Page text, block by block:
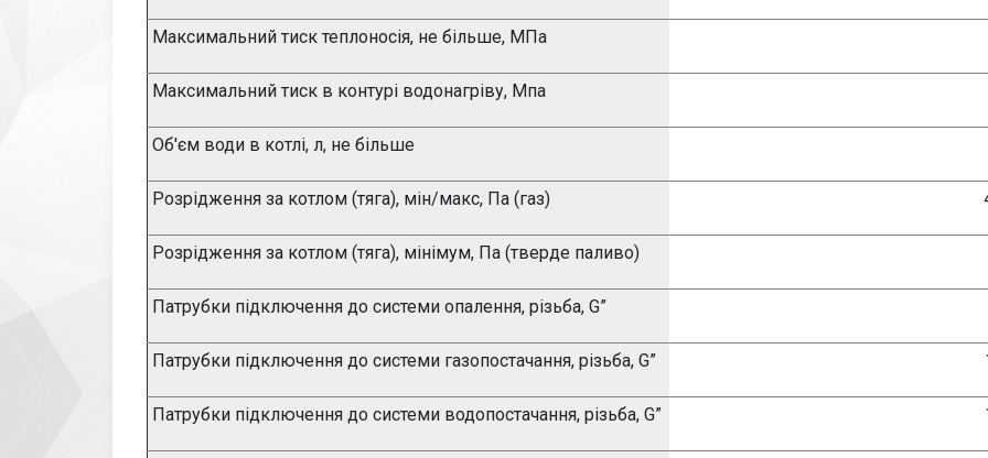
Максимальний тиск теплоносія, не більше, МПа
Максимальний тиск в контурі водонагріву, Мпа
Об'єм води в котлі, л, не більше
Розрідження за котлом (тяга), мін/макс, Па (газ)
Розрідження за котлом (тяга), мінімум, Па (тверде паливо)
Патрубки підключення до системи опалення, різьба, G”
Патрубки підключення до системи газопостачання, різьба, G”
Патрубки підключення до системи водопостачання, різьба, G”